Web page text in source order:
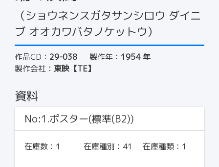
（ショウネンスガタサンシロウ ダイニ
ブ オオカワバタノケットウ）
作品CD： 29-038 製作年： 1954 年
製作会社： 東映【TE】
資料
No:1.ポスター(標準(B2))
在庫数： 1 在庫種別： 41 在庫種類： 1